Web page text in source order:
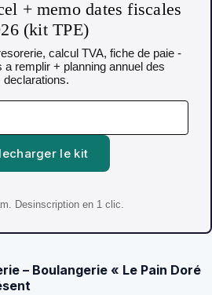
+ memo dates fiscales
(kit TPE)
calcul TVA, fiche de paie -
a remplir + planning annuel des
declarations.
le kit
Desinscription en 1 clic.
– Boulangerie « Le Pain Doré